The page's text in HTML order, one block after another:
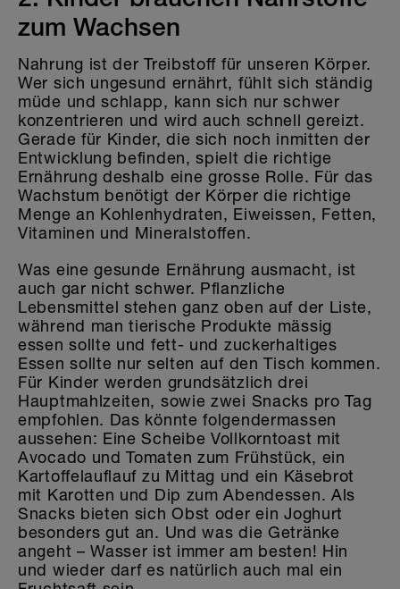
zum Wachsen
Nahrung ist der Treibstoff für unseren Körper.
Wer sich ungesund ernährt, fühlt sich ständig
müde und schlapp, kann sich nur schwer
konzentrieren und wird auch schnell gereizt.
Gerade für Kinder, die sich noch inmitten der
Entwicklung befinden, spielt die richtige
Ernährung deshalb eine grosse Rolle. Für das
Wachstum benötigt der Körper die richtige
Menge an Kohlenhydraten, Eiweissen, Fetten,
Vitaminen und Mineralstoffen.
Was eine gesunde Ernährung ausmacht, ist
auch gar nicht schwer. Pflanzliche
Lebensmittel stehen ganz oben auf der Liste,
während man tierische Produkte mässig
essen sollte und fett- und zuckerhaltiges
Essen sollte nur selten auf den Tisch kommen.
Für Kinder werden grundsätzlich drei
Hauptmahlzeiten, sowie zwei Snacks pro Tag
empfohlen. Das könnte folgendermassen
aussehen: Eine Scheibe Vollkorntoast mit
Avocado und Tomaten zum Frühstück, ein
Kartoffelauflauf zu Mittag und ein Käsebrot
mit Karotten und Dip zum Abendessen. Als
Snacks bieten sich Obst oder ein Joghurt
besonders gut an. Und was die Getränke
angeht – Wasser ist immer am besten! Hin
und wieder darf es natürlich auch mal ein